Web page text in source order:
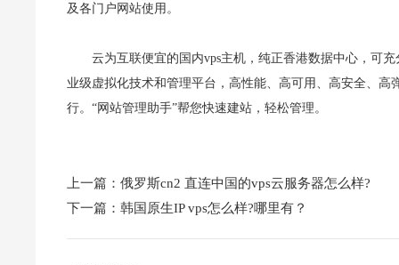
及各门户网站使用。
云为互联便宜的国内vps主机，纯正香港数据中心，可
业级虚拟化技术和管理平台，高性能、高可用、高安全、
行。“网站管理助手”帮您快速建站，轻松管理。
上一篇： 俄罗斯cn2 直连中国的vps云服务器怎么样?
下一篇： 韩国原生IP vps怎么样?哪里有？